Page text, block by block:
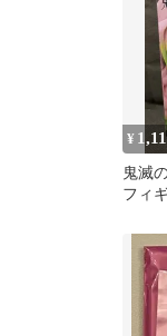
¥
鬼滅
フィ